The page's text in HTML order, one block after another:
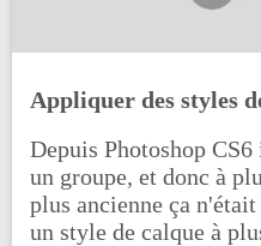
Appliquer des styles
Depuis Photoshop
un groupe, et donc à
plus ancienne ça
un style de calque à